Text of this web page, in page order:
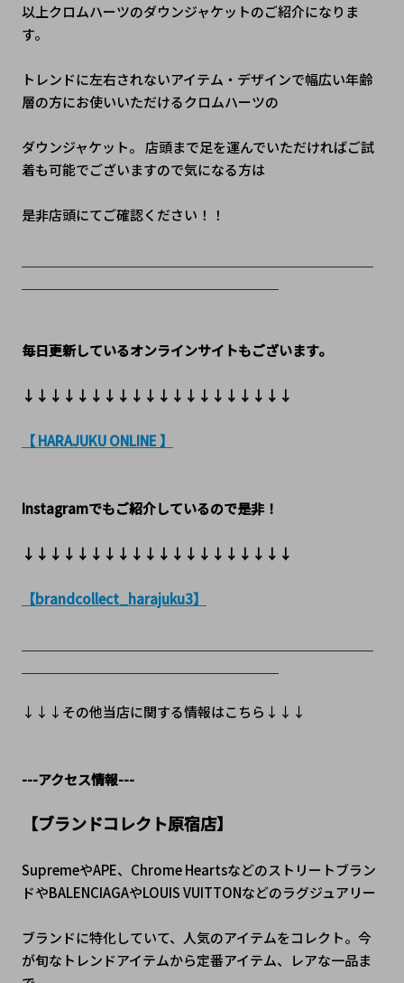
以上クロムハーツのダウンジャケットのご紹介になりま
す。
トレンドに左右されないアイテム・デザインで幅広い年齢
層の方にお使いいただけるクロムハーツの
ダウンジャケット。 店頭まで足を運んでいただければご試
着も可能でございますので気になる方は
是非店頭にてご確認ください！！
毎日更新しているオンラインサイトもございます。
↓↓↓↓↓↓↓↓↓↓↓↓↓↓↓↓↓↓↓↓
【 HARAJUKU ONLINE 】
Instagramでもご紹介しているので是非！
↓↓↓↓↓↓↓↓↓↓↓↓↓↓↓↓↓↓↓↓
【brandcollect_harajuku3】
↓↓↓その他当店に関する情報はこちら↓↓↓
---アクセス情報---
【ブランドコレクト原宿店】
SupremeやAPE、Chrome Heartsなどのストリートブラン
ドやBALENCIAGAやLOUIS VUITTONなどのラグジュアリー
ブランドに特化していて、人気のアイテムをコレクト。今
が旬なトレンドアイテムから定番アイテム、レアな一品ま